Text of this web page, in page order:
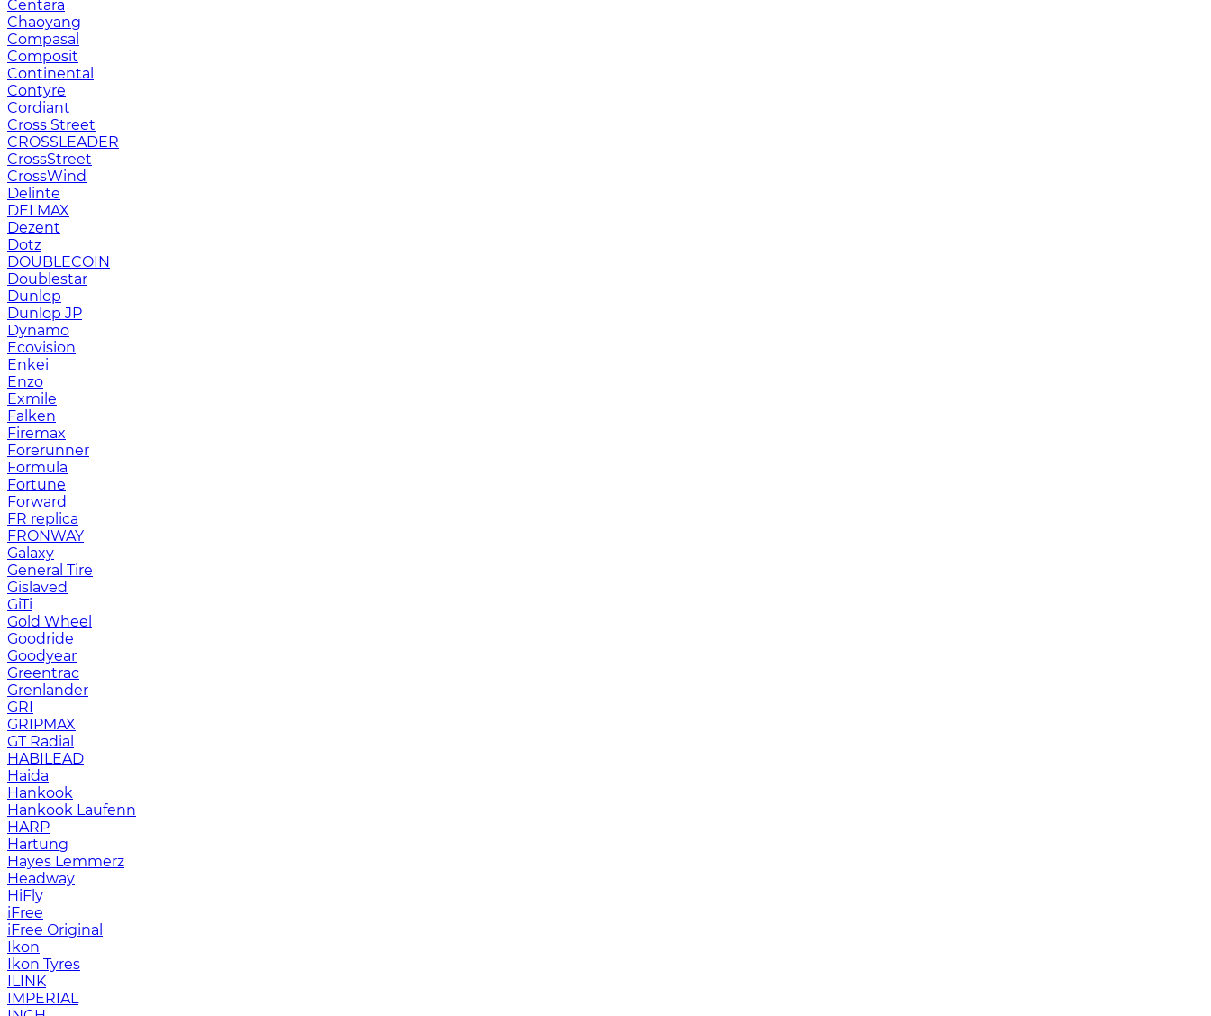
Centara
Chaoyang
Compasal
Composit
Continental
Contyre
Cordiant
Cross Street
CROSSLEADER
CrossStreet
CrossWind
Delinte
DELMAX
Dezent
Dotz
DOUBLECOIN
Doublestar
Dunlop
Dunlop JP
Dynamo
Ecovision
Enkei
Enzo
Exmile
Falken
Firemax
Forerunner
Formula
Fortune
Forward
FR replica
FRONWAY
Galaxy
General Tire
Gislaved
GiTi
Gold Wheel
Goodride
Goodyear
Greentrac
Grenlander
GRI
GRIPMAX
GT Radial
HABILEAD
Haida
Hankook
Hankook Laufenn
HARP
Hartung
Hayes Lemmerz
Headway
HiFly
iFree
iFree Original
Ikon
Ikon Tyres
ILINK
IMPERIAL